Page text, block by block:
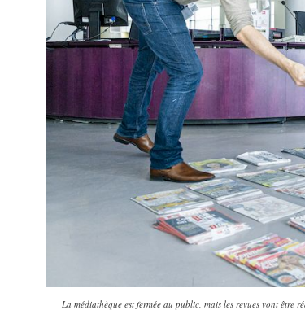
La médiathèque est fermée au public, mais les revues vont être